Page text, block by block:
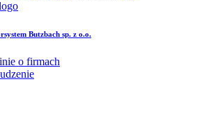
Butzbach sp. z o.o.
o firmach